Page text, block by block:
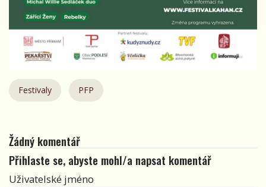
Festivaly PFP
Žádný komentář
Přihlaste se, abyste mohl/a napsat komentář
Uživatelské jméno